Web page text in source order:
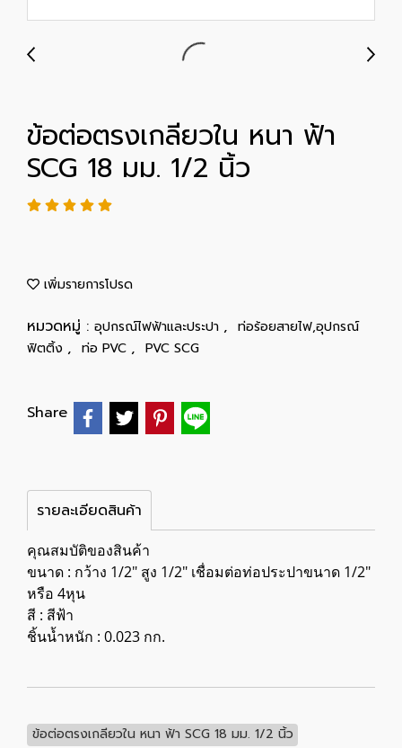
ข้อต่อตรงเกลียวใน หนา ฟ้า
SCG 18 มม. 1/2 นิ้ว
เพิ่มรายการโปรด
หมวดหมู่ : อุปกรณ์ไฟฟ้าและประปา , ท่อร้อยสายไฟ,อุปกรณ์
ฟิตติ้ง , ท่อ PVC , PVC SCG
Share
รายละเอียดสินค้า
คุณสมบัติของสินค้า
ขนาด : กว้าง 1/2" สูง 1/2" เชื่อมต่อท่อประปาขนาด 1/2"
หรือ 4หุน
สี : สีฟ้า
ชิ้นน้ำหนัก : 0.023 กก.
ข้อต่อตรงเกลียวใน หนา ฟ้า SCG 18 มม. 1/2 นิ้ว